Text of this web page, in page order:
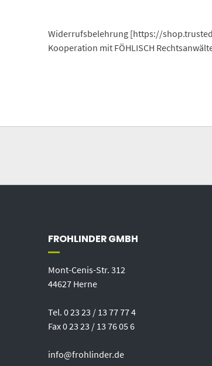
Widerrufsbelehrung [https://
Kooperation mit FÖHLISCH
FROHLINDER GMBH
Mont-Cenis-Str. 312
44627 Herne
Tel. 0 23 23 / 13 77 77 4
Fax 0 23 23 / 13 76 05 6
info@frohlinder.de